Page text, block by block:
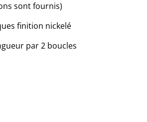
sont fournis)
finition nickelé
par 2 boucles